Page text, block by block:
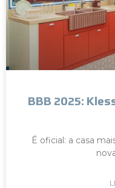
BBB 2025:
É oficial: a casa